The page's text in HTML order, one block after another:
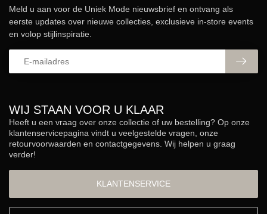
WIJ STAAN VOOR U KLAAR
Heeft u een vraag over onze collectie of uw bestelling? Op onze
klantenservicepagina vindt u veelgestelde vragen, onze
retourvoorwaarden en contactgegevens. Wij helpen u graag
verder!
KLANTENSERVICE
Meld u aan voor de Uniek Mode nieuwsbrief en ontvang als
eerste updates over nieuwe collecties, exclusieve in-store events
en volop stijlinspiratie.